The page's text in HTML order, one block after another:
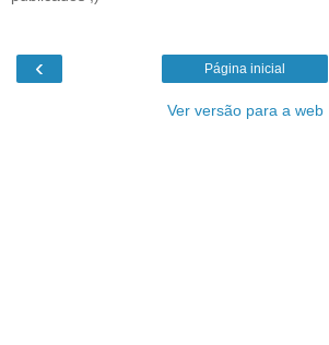
‹ Página inicial
Ver versão para a web